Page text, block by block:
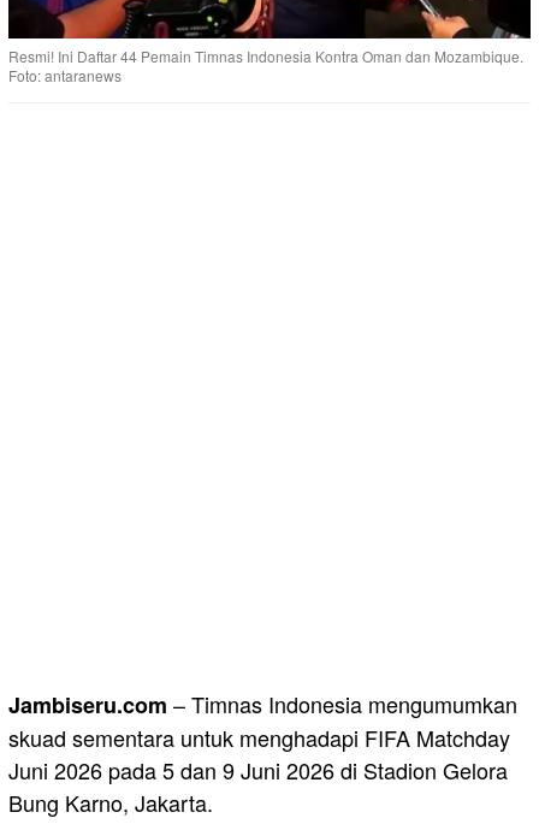
Resmi! Ini Daftar 44 Pemain Timnas Indonesia Kontra Oman dan Mozambique.
Foto: antaranews
Jambiseru.com – Timnas Indonesia mengumumkan
skuad sementara untuk menghadapi FIFA Matchday
Juni 2026 pada 5 dan 9 Juni 2026 di Stadion Gelora
Bung Karno, Jakarta.